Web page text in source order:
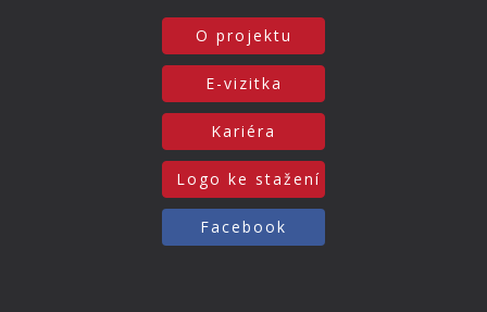
O projektu
E-vizitka
Kariéra
Logo ke stažení
Facebook